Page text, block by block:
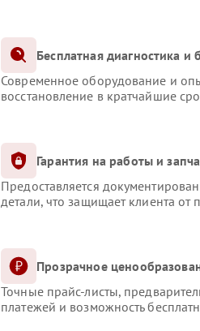
Бесплатная диагностика
Современное оборудование и
восстановление в кратчайшие
Гарантия на работы и
Предоставляется
детали, что защищает клиента от
Прозрачное
Точные прайс-листы,
платежей и возможность